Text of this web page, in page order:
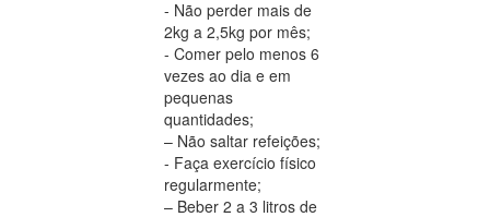
- Não perder mais de
2kg a 2,5kg por mês;
- Comer pelo menos 6
vezes ao dia e em
pequenas
quantidades;
– Não saltar refeições;
- Faça exercício físico
regularmente;
– Beber 2 a 3 litros de